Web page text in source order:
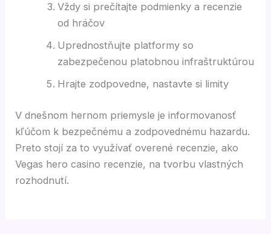
Vždy si prečítajte podmienky a recenzie
od hráčov
Uprednostňujte platformy so
zabezpečenou platobnou infraštruktúrou
Hrajte zodpovedne, nastavte si limity
V dnešnom hernom priemysle je informovanosť
kľúčom k bezpečnému a zodpovednému hazardu.
Preto stojí za to využívať overené recenzie, ako
Vegas hero casino recenzie, na tvorbu vlastných
rozhodnutí.